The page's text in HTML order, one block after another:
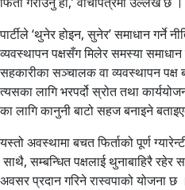
पार्टीले ‘थुनेर होइन, सुनेर’ समाधान गर्ने
व्यवस्थापन पक्षसँग मिलेर समस्या
सहकारीका सञ्चालक वा व्यवस्थापन पक्ष
त्यसका लागि भरपर्दो स्रोत तथा
का लागि कानुनी बाटो सहज बनाइने
यस्तो अवस्थामा बचत फिर्ताको पूर्ण
साथै, सम्बन्धित पक्षलाई थुनाबाहिरै
अवसर प्रदान गरिने रास्वपाको योजना छ ।